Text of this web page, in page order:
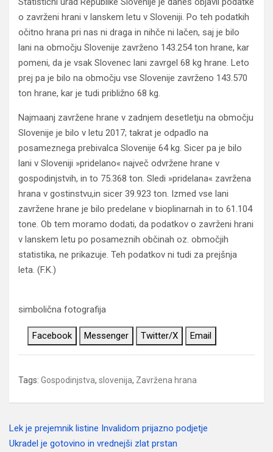
o zavrženi hrani v lanskem letu v Sloveniji. Po teh podatkih
očitno hrana pri nas ni draga in nihče ni lačen, saj je bilo
lani na območju Slovenije zavrženo 143.254 ton hrane, kar
pomeni, da je vsak Slovenec lani zavrgel 68 kg hrane. Leto
prej pa je bilo na območju vse Slovenije zavrženo 143.570
ton hrane, kar je tudi približno 68 kg.
Najmaanj zavržene hrane v zadnjem desetletju na območju
Slovenije je bilo v letu 2017; takrat je odpadlo na
posameznega prebivalca Slovenije 64 kg. Sicer pa je bilo
lani v Sloveniji »pridelano« največ odvržene hrane v
gospodinjstvih, in to 75.368 ton. Sledi »pridelana« zavržena
hrana v gostinstvu,in sicer 39.923 ton. Izmed vse lani
zavržene hrane je bilo predelane v bioplinarnah in to 61.104
tone. Ob tem moramo dodati, da podatkov o zavrženi hrani
v lanskem letu po posameznih občinah oz. območjih
statistika, ne prikazuje. Teh podatkov ni tudi za prejšnja
leta. (F.K.)
simbolična fotografija
Facebook Messenger Twitter/X Email
Tags: Gospodinjstva, slovenija, Zavržena hrana
Navigacija
Lek je prejemnik listine Invalidom prijazno podjetje
Ukradel je gotovino in vrednejši zlat prstan